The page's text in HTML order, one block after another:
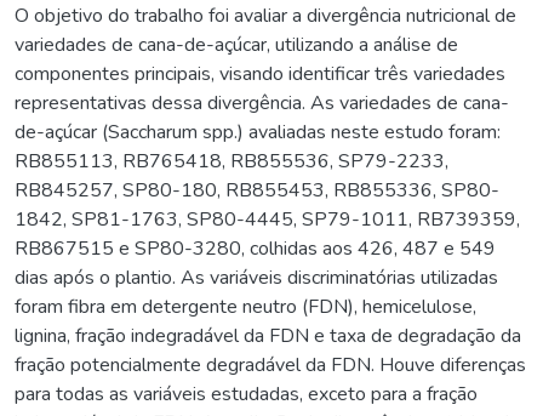
O objetivo do trabalho foi avaliar a divergência nutricional de
variedades de cana-de-açúcar, utilizando a análise de
componentes principais, visando identificar três variedades
representativas dessa divergência. As variedades de cana-
de-açúcar (Saccharum spp.) avaliadas neste estudo foram:
RB855113, RB765418, RB855536, SP79-2233,
RB845257, SP80-180, RB855453, RB855336, SP80-
1842, SP81-1763, SP80-4445, SP79-1011, RB739359,
RB867515 e SP80-3280, colhidas aos 426, 487 e 549
dias após o plantio. As variáveis discriminatórias utilizadas
foram fibra em detergente neutro (FDN), hemicelulose,
lignina, fração indegradável da FDN e taxa de degradação da
fração potencialmente degradável da FDN. Houve diferenças
para todas as variáveis estudadas, exceto para a fração